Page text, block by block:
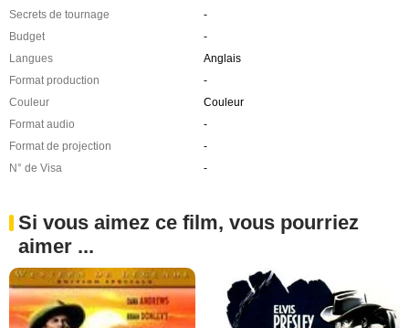
Secrets de tournage
-
Budget
-
Langues
Anglais
Format production
-
Couleur
Couleur
Format audio
-
Format de projection
-
N° de Visa
-
Si vous aimez ce film, vous pourriez
aimer ...